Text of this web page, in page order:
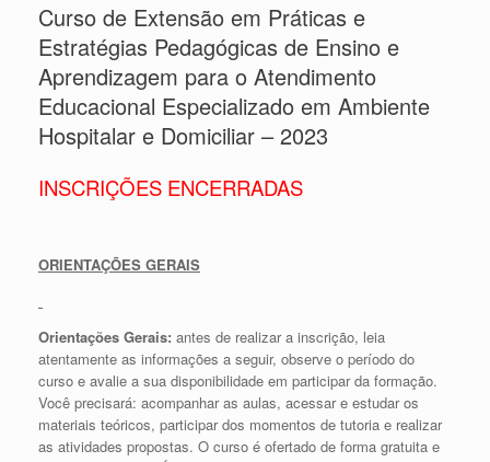
Curso de Extensão em Práticas e
Estratégias Pedagógicas de Ensino e
Aprendizagem para o Atendimento
Educacional Especializado em Ambiente
Hospitalar e Domiciliar – 2023
INSCRIÇÕES ENCERRADAS
ORIENTAÇÕES GERAIS
Orientações Gerais: antes de realizar a inscrição, leia
atentamente as informações a seguir, observe o período do
curso e avalie a sua disponibilidade em participar da formação.
Você precisará: acompanhar as aulas, acessar e estudar os
materiais teóricos, participar dos momentos de tutoria e realizar
as atividades propostas. O curso é ofertado de forma gratuita e